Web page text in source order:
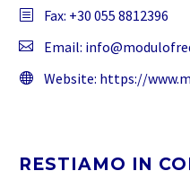
Fax: +30 055 8812396
Email:
Website: https://
RESTIAMO IN